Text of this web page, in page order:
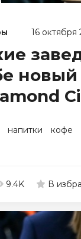
16 октября
напитки кофе
9.4K В